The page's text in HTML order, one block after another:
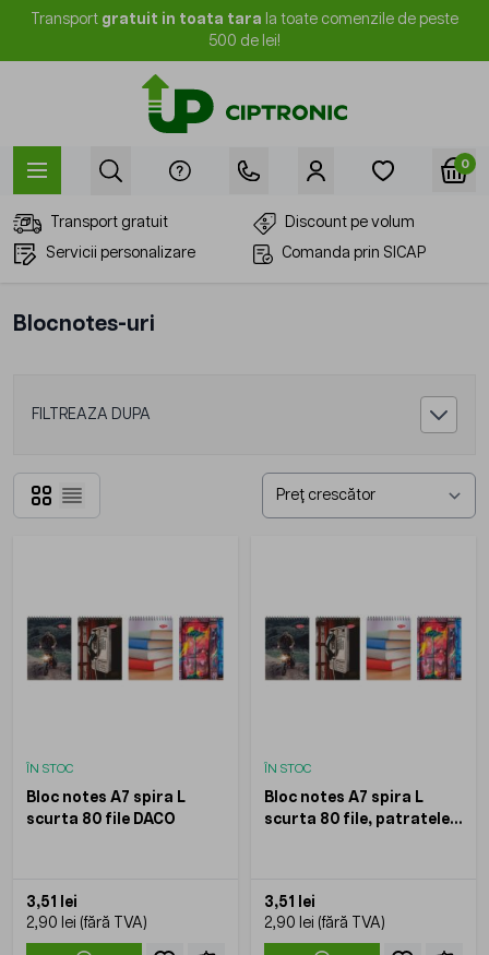
Mergi la Conținut
Transport gratuit in toata tara la toate comenzile de peste
500 de lei!
0
Transport gratuit
Discount pe volum
Servicii personalizare
Comanda prin SICAP
Blocnotes-uri
FILTREAZA DUPA
Grilă
Listă
ÎN STOC
Bloc notes A7 spira L
scurta 80 file DACO
3,51 lei
2,90 lei
ÎN STOC
Bloc notes A7 spira L
scurta 80 file, patratele
3,51 lei
2,90 lei